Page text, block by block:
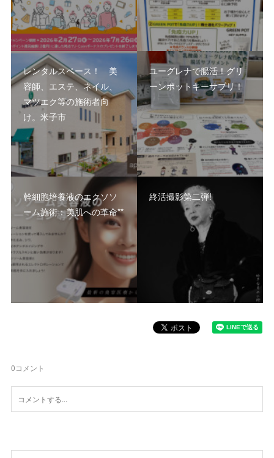
レンタルスペース！ 美
容師、エステ、ネイル、
マツエク等の施術者向
け。米子市
ユーグレナで腸活！グリ
ーンポットキーサプリ！
幹細胞培養液のエクソソ
ーム施術：美肌への革命**
終活撮影第二弾!
0コメント